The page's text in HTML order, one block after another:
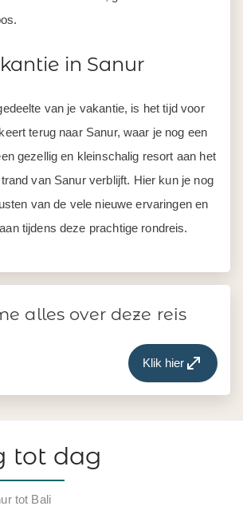
in Sanur
van je vakantie, is het tijd voor
terug naar Sanur, waar je nog een
gezellig en kleinschalig resort aan het
van Sanur verblijft. Hier kun je nog
van de vele nieuwe ervaringen en
tijdens deze prachtige rondreis.
alles over deze reis
Klik hier
tot dag
tot Bali